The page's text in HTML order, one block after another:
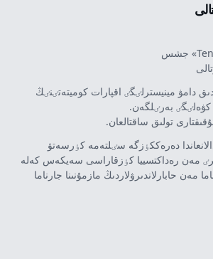
دامۋ مينيسترلٸگٸ اقپارات كوميتەتٸنٸڭ
تولىق ساقتالعان.
دەرەككٶزگە سٸلتەمە كٶرسەتۋ
مەن رەداكتسييا كٶزقاراسى سەيكەس كەلە
حابارلاندىرۋلاردىڭ مازمۇنىنا جارناما